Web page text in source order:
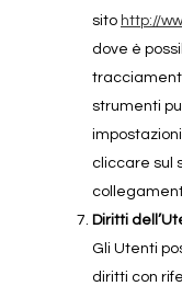
sito http://
dove è
strumenti
cliccare sul
Diritti
Gli Utenti
diritti con